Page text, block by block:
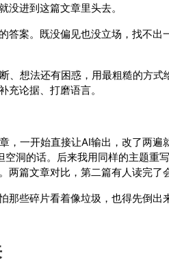
进到这篇文章里头去。
答案。既没偏见也没立场，找不
、想法还有困惑，用最粗糙的方
充论据、打磨语言。
，一开始直接让AI输出，改了两遍
洞的话。后来我用同样的主题重
篇文章对比，第二篇有人读完了
那些碎片看着像垃圾，也得先倒